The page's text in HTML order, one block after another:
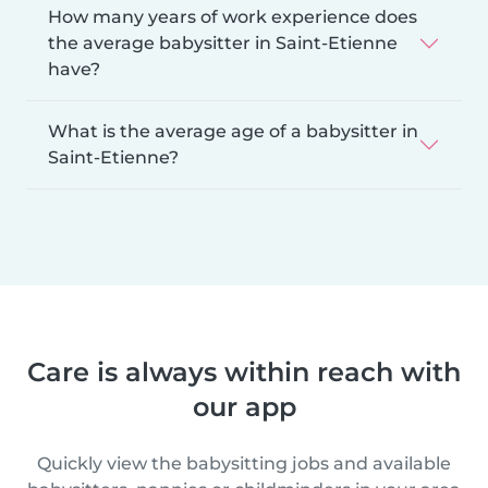
How many years of work experience does
the average babysitter in Saint-Etienne
have?
What is the average age of a babysitter in
Saint-Etienne?
Care is always within reach with
our app
Quickly view the babysitting jobs and available